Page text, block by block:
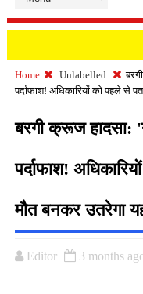
Home Unlabelled
पर्दाफाश! अधिकारियों को पहले से
बरगी क्रूज हादसा:
पर्दाफाश!
मौत बनकर उतरेगा
Editor 3 months